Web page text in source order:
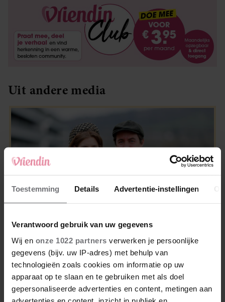
Toestemming Details Advertentie-instellingen
Verantwoord gebruik van uw gegevens
Wij en onze 1022 partners verwerken je persoonlijke
gegevens (bijv. uw IP-adres) met behulp van
technologieën zoals cookies om informatie op uw
apparaat op te slaan en te gebruiken met als doel
gepersonaliseerde advertenties en content, metingen aan
Uit andere media
WEEKEND
Prinses Beatrice’s echtgenoot Edoardo
ontkent huwelijksproblemen